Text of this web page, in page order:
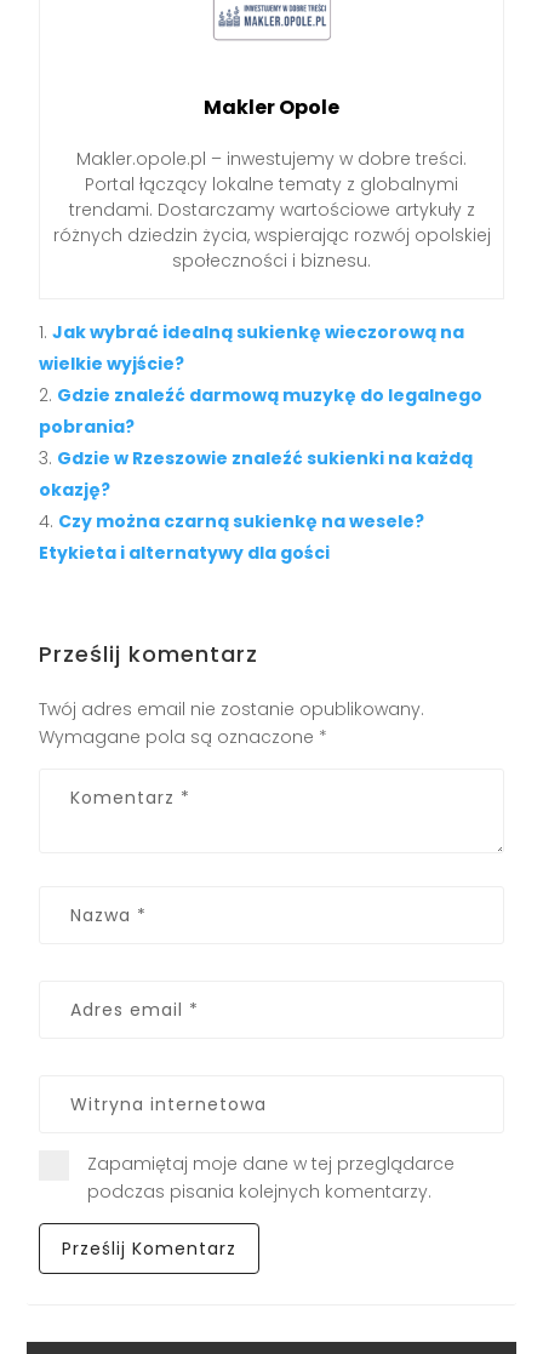
Makler Opole
Makler.opole.pl – inwestujemy w dobre treści.
Portal łączący lokalne tematy z globalnymi
trendami. Dostarczamy wartościowe artykuły z
różnych dziedzin życia, wspierając rozwój opolskiej
społeczności i biznesu.
Jak wybrać idealną sukienkę wieczorową na
wielkie wyjście?
Gdzie znaleźć darmową muzykę do legalnego
pobrania?
Gdzie w Rzeszowie znaleźć sukienki na każdą
okazję?
Czy można czarną sukienkę na wesele?
Etykieta i alternatywy dla gości
Prześlij komentarz
Twój adres email nie zostanie opublikowany.
Wymagane pola są oznaczone *
Zapamiętaj moje dane w tej przeglądarce
podczas pisania kolejnych komentarzy.